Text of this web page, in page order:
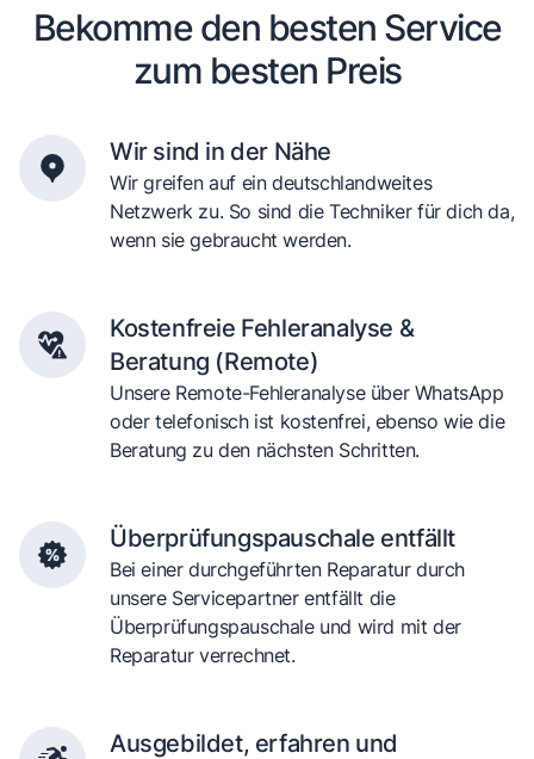
Bekomme den besten Service
zum besten Preis
Wir sind in der Nähe
Wir greifen auf ein deutschlandweites
Netzwerk zu. So sind die Techniker für dich da,
wenn sie gebraucht werden.
Kostenfreie Fehleranalyse &
Beratung (Remote)
Unsere Remote-Fehleranalyse über WhatsApp
oder telefonisch ist kostenfrei, ebenso wie die
Beratung zu den nächsten Schritten.
Überprüfungspauschale entfällt
Bei einer durchgeführten Reparatur durch
unsere Servicepartner entfällt die
Überprüfungspauschale und wird mit der
Reparatur verrechnet.
Ausgebildet, erfahren und